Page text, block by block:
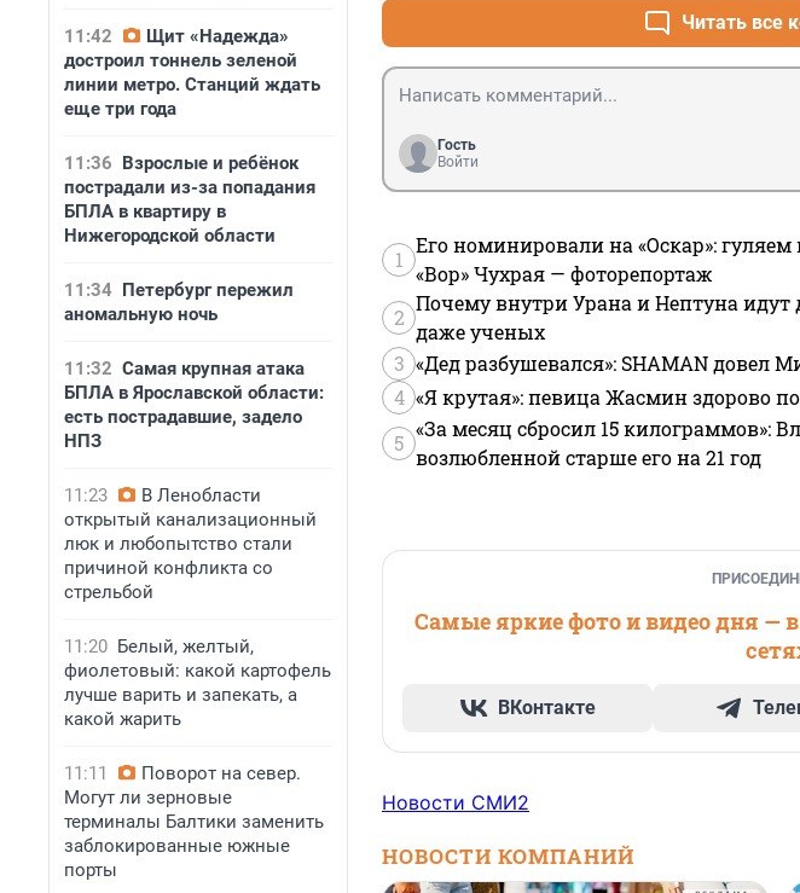
11:42
Щит «Надежда»
достроил тоннель зеленой
линии метро. Станций ждать
еще три года
11:36 Взрослые и ребёнок
пострадали из-за попадания
БПЛА в квартиру в
Нижегородской области
11:34 Петербург пережил
аномальную ночь
11:32 Самая крупная атака
БПЛА в Ярославской области:
есть пострадавшие, задело
НПЗ
11:23
В Ленобласти
открытый канализационный
люк и любопытство стали
причиной конфликта со
стрельбой
11:20 Белый, желтый,
фиолетовый: какой картофель
лучше варить и запекать, а
какой жарить
11:11
Поворот на север.
Могут ли зерновые
терминалы Балтики заменить
заблокированные южные
порты
Читать все
Гость
Войти
1
Его номинировали на «Оскар»:
«Вор» Чухрая — фоторепортаж
2
Почему внутри Урана и Нептуна идут
даже ученых
3 «Дед разбушевался»: SHAMAN довел
4 «Я крутая»: певица Жасмин здорово
5
«За месяц сбросил 15 килограммов»:
возлюбленной старше его на 21 год
Самые яркие фото и видео дня —
ВКонтакте
Новости СМИ2
НОВОСТИ КОМПАНИЙ